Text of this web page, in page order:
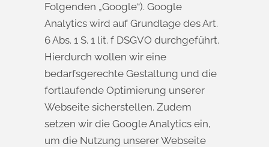
Folgenden „Google“). Google
Analytics wird auf Grundlage des Art.
6 Abs. 1 S. 1 lit. f DSGVO durchgeführt.
Hierdurch wollen wir eine
bedarfsgerechte Gestaltung und die
fortlaufende Optimierung unserer
Webseite sicherstellen. Zudem
setzen wir die Google Analytics ein,
um die Nutzung unserer Webseite